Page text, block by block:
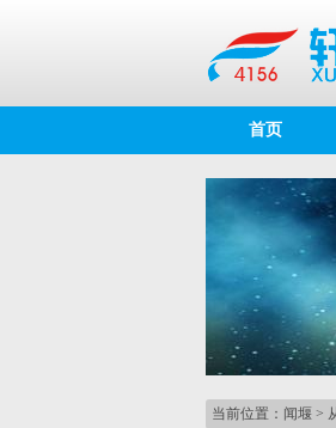
首页
当前位置： 闻堰 >